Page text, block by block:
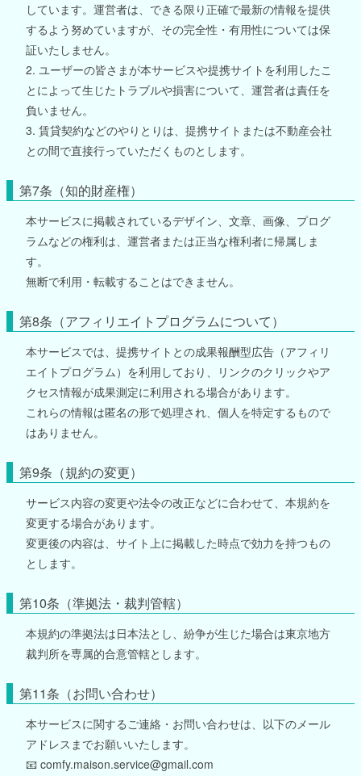
しています。運営者は、できる限り正確で最新の情報を提供
するよう努めていますが、その完全性・有用性については保
証いたしません。
2. ユーザーの皆さまが本サービスや提携サイトを利用したこ
とによって生じたトラブルや損害について、運営者は責任を
負いません。
3. 賃貸契約などのやりとりは、提携サイトまたは不動産会社
との間で直接行っていただくものとします。
第7条（知的財産権）
本サービスに掲載されているデザイン、文章、画像、プログ
ラムなどの権利は、運営者または正当な権利者に帰属しま
す。
無断で利用・転載することはできません。
第8条（アフィリエイトプログラムについて）
本サービスでは、提携サイトとの成果報酬型広告（アフィリ
エイトプログラム）を利用しており、リンクのクリックやア
クセス情報が成果測定に利用される場合があります。
これらの情報は匿名の形で処理され、個人を特定するもので
はありません。
第9条（規約の変更）
サービス内容の変更や法令の改正などに合わせて、本規約を
変更する場合があります。
変更後の内容は、サイト上に掲載した時点で効力を持つもの
とします。
第10条（準拠法・裁判管轄）
本規約の準拠法は日本法とし、紛争が生じた場合は東京地方
裁判所を専属的合意管轄とします。
第11条（お問い合わせ）
本サービスに関するご連絡・お問い合わせは、以下のメール
アドレスまでお願いいたします。
📧 comfy.maison.service@gmail.com